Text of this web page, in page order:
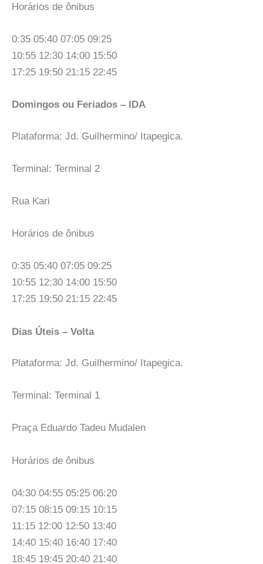
Horários de ônibus
0:35 05:40 07:05 09:25
10:55 12:30 14:00 15:50
17:25 19:50 21:15 22:45
Domingos ou Feriados – IDA
Plataforma: Jd. Guilhermino/ Itapegica.
Terminal: Terminal 2
Rua Kari
Horários de ônibus
0:35 05:40 07:05 09:25
10:55 12:30 14:00 15:50
17:25 19:50 21:15 22:45
Dias Úteis – Volta
Plataforma: Jd. Guilhermino/ Itapegica.
Terminal: Terminal 1
Praça Eduardo Tadeu Mudalen
Horários de ônibus
04:30 04:55 05:25 06:20
07:15 08:15 09:15 10:15
11:15 12:00 12:50 13:40
14:40 15:40 16:40 17:40
18:45 19:45 20:40 21:40